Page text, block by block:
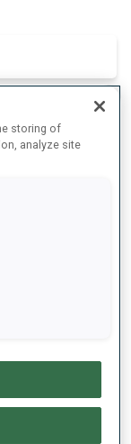
storing of
analyze site